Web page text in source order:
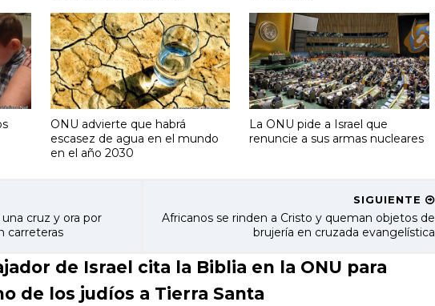
ONU advierte que habrá
escasez de agua en el mundo
en el año 2030
La ONU pide a Israel que
renuncie a sus armas nucleares
SIGUIENTE
Africanos se rinden a Cristo y queman objetos de
brujería en cruzada evangelística
cruz y ora por
carreteras
de Israel cita la Biblia en la ONU para
de los judíos a Tierra Santa